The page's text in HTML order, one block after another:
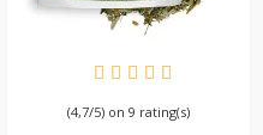
BESCHIKBAAR
(4,7/5) on 9 rating(s)